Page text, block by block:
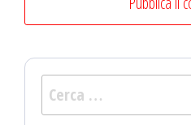
Ricerca
per: